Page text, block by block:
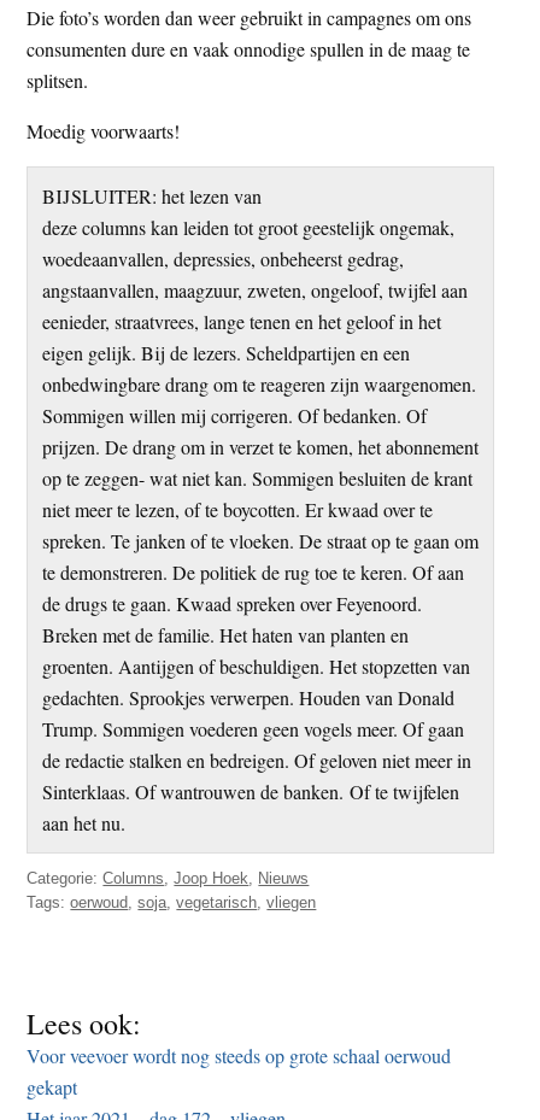
Die foto’s worden dan weer gebruikt in campagnes om ons
consumenten dure en vaak onnodige spullen in de maag te
splitsen.
Moedig voorwaarts!
BIJSLUITER: het lezen van
deze columns kan leiden tot groot geestelijk ongemak,
woedeaanvallen, depressies, onbeheerst gedrag,
angstaanvallen, maagzuur, zweten, ongeloof, twijfel aan
eenieder, straatvrees, lange tenen en het geloof in het
eigen gelijk. Bij de lezers. Scheldpartijen en een
onbedwingbare drang om te reageren zijn waargenomen.
Sommigen willen mij corrigeren. Of bedanken. Of
prijzen. De drang om in verzet te komen, het abonnement
op te zeggen- wat niet kan. Sommigen besluiten de krant
niet meer te lezen, of te boycotten. Er kwaad over te
spreken. Te janken of te vloeken. De straat op te gaan om
te demonstreren. De politiek de rug toe te keren. Of aan
de drugs te gaan. Kwaad spreken over Feyenoord.
Breken met de familie. Het haten van planten en
groenten. Aantijgen of beschuldigen. Het stopzetten van
gedachten. Sprookjes verwerpen. Houden van Donald
Trump. Sommigen voederen geen vogels meer. Of gaan
de redactie stalken en bedreigen. Of geloven niet meer in
Sinterklaas. Of wantrouwen de banken. Of te twijfelen
aan het nu.
Categorie:Columns,Joop Hoek, Nieuws
Tags:oerwoud,soja,vegetarisch,vliegen
Lees ook:
Voor veevoer wordt nog steeds op grote schaal oerwoud
gekapt